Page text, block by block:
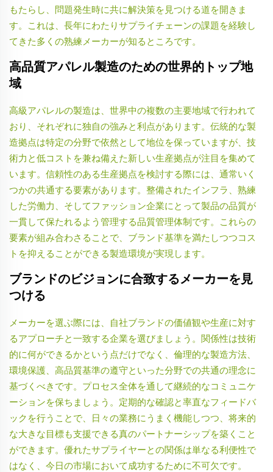
もたらし、問題発生時に共に解決策を見つける道を開きま
す。これは、長年にわたりサプライチェーンの課題を経験し
てきた多くの熟練メーカーが知るところです。
高品質アパレル製造のための世界的トップ地
域
高級アパレルの製造は、世界中の複数の主要地域で行われて
おり、それぞれに独自の強みと利点があります。伝統的な製
造拠点は特定の分野で依然として地位を保っていますが、技
術力と低コストを兼ね備えた新しい生産拠点が注目を集めて
います。信頼性のある生産拠点を検討する際には、通常いく
つかの共通する要素があります。整備されたインフラ、熟練
した労働力、そしてファッション企業にとって製品の品質が
一貫して保たれるよう管理する品質管理体制です。これらの
要素が組み合わさることで、ブランド基準を満たしつつコス
トを抑えることができる製造環境が実現します。
ブランドのビジョンに合致するメーカーを見
つける
メーカーを選ぶ際には、自社ブランドの価値観や生産に対す
るアプローチと一致する企業を選びましょう。関係性は技術
的に何ができるかという点だけでなく、倫理的な製造方法、
環境保護、高品質基準の遵守といった分野での共通の理念に
基づくべきです。プロセス全体を通して継続的なコミュニケ
ーションを保ちましょう。定期的な確認と率直なフィードバ
ックを行うことで、日々の業務にうまく機能しつつ、将来的
な大きな目標も支援できる真のパートナーシップを築くこと
ができます。優れたサプライヤーとの関係は単なる利便性で
はなく、今日の市場において成功するために不可欠です。